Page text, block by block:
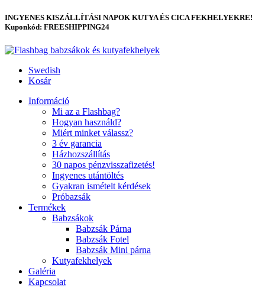
INGYENES KISZÁLLÍTÁSI NAPOK KUTYA ÉS CICA FEKHELYEKRE!
Kuponkód: FREESHIPPING24
Swedish
Kosár
Információ
Mi az a Flashbag?
Hogyan használd?
Miért minket válassz?
3 év garancia
Házhozszállítás
30 napos pénzvisszafizetés!
Ingyenes utántöltés
Gyakran ismételt kérdések
Próbazsák
Termékek
Babzsákok
Babzsák Párna
Babzsák Fotel
Babzsák Mini párna
Kutyafekhelyek
Galéria
Kapcsolat